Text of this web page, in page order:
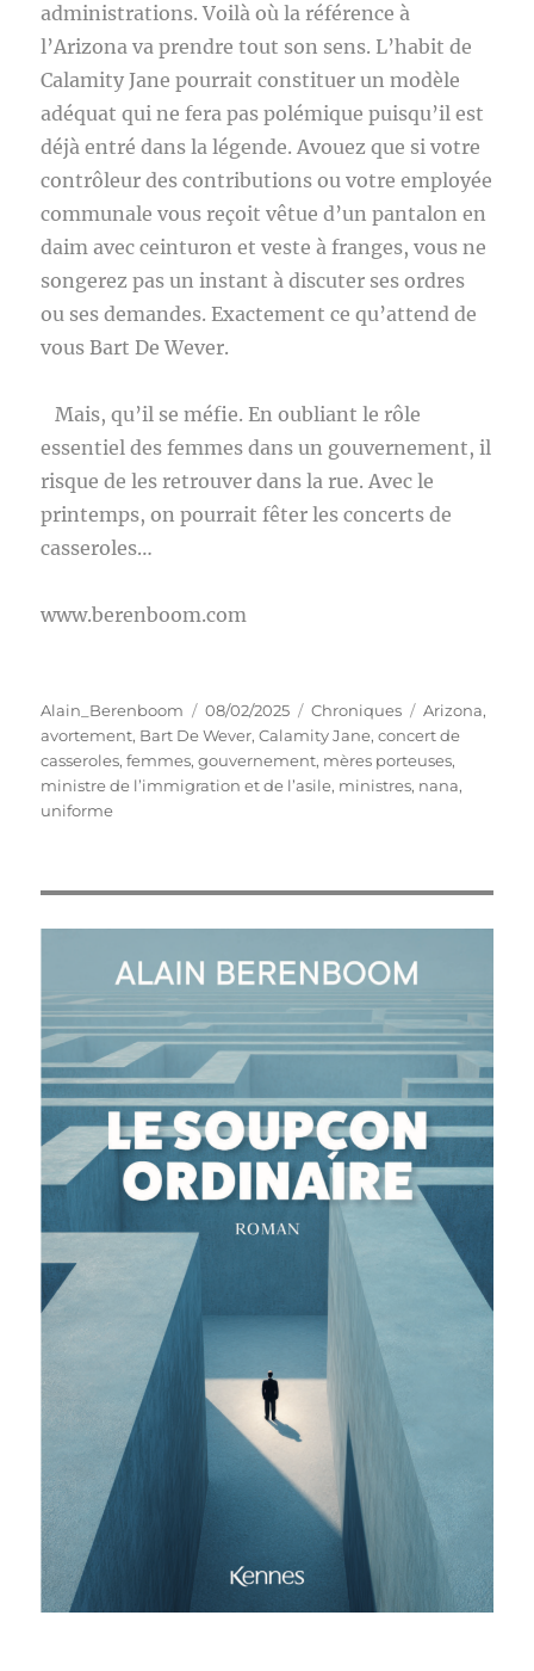
administrations. Voilà où la référence à
l’Arizona va prendre tout son sens. L’habit de
Calamity Jane pourrait constituer un modèle
adéquat qui ne fera pas polémique puisqu’il est
déjà entré dans la légende. Avouez que si votre
contrôleur des contributions ou votre employée
communale vous reçoit vêtue d’un pantalon en
daim avec ceinturon et veste à franges, vous ne
songerez pas un instant à discuter ses ordres
ou ses demandes. Exactement ce qu’attend de
vous Bart De Wever.
Mais, qu’il se méfie. En oubliant le rôle
essentiel des femmes dans un gouvernement, il
risque de les retrouver dans la rue. Avec le
printemps, on pourrait fêter les concerts de
casseroles…
www.berenboom.com
Auteur
Alain_Berenboom
Publié
le
08/02/2025 Catégories
Chroniques Étiquettes
Arizona,
avortement, Bart De Wever,Calamity Jane,concert de
casseroles,femmes,gouvernement, mères porteuses,
ministre de l’immigration et de l’asile, ministres, nana,
uniforme